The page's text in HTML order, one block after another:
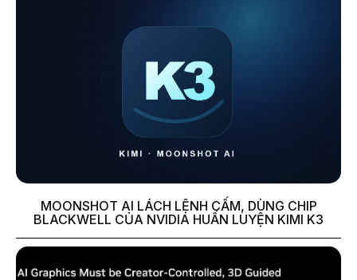
MOONSHOT AI LÁCH LỆNH CẤM, DÙNG CHIP
BLACKWELL CỦA NVIDIA HUẤN LUYỆN KIMI K3